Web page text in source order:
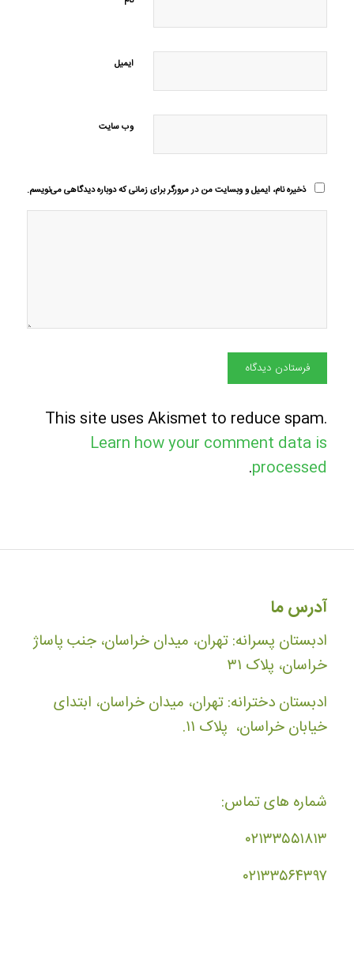
ایمیل
وب‌ سایت
ذخیره نام، ایمیل و وبسایت من در مرورگر برای زمانی که دوباره دیدگاهی می‌نویسم.
This site uses Akismet to reduce spam.
Learn how your comment data is
processed
.
آدرس ما
ادبستان پسرانه: تهران، میدان خراسان، جنب پاساژ
خراسان، پلاک ۳۱
ادبستان دخترانه: تهران، میدان خراسان، ابتدای
خیابان خراسان، پلاک ۱۱.
شماره های تماس:
۰۲۱۳۳۵۵۱۸۱۳
۰۲۱۳۳۵۶۴۳۹۷